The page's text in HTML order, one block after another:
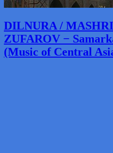
DILNURA /
ZUFAROV −
(Music of Central